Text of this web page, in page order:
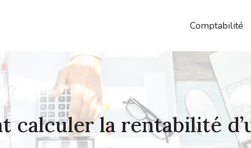
Comptabilité
calculer la rentabilité